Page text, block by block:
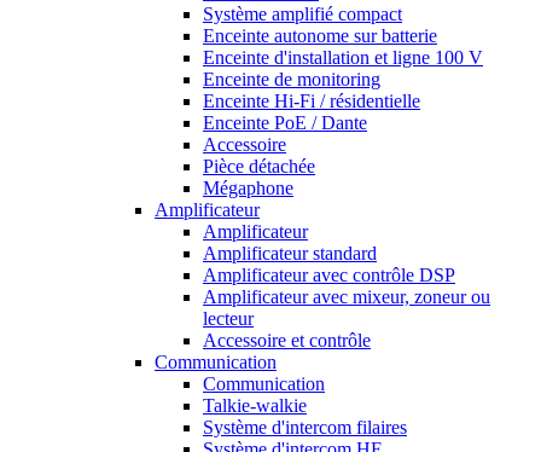
Système amplifié compact
Enceinte autonome sur batterie
Enceinte d'installation et ligne 100 V
Enceinte de monitoring
Enceinte Hi-Fi / résidentielle
Enceinte PoE / Dante
Accessoire
Pièce détachée
Mégaphone
Amplificateur
Amplificateur
Amplificateur standard
Amplificateur avec contrôle DSP
Amplificateur avec mixeur, zoneur ou
lecteur
Accessoire et contrôle
Communication
Communication
Talkie-walkie
Système d'intercom filaires